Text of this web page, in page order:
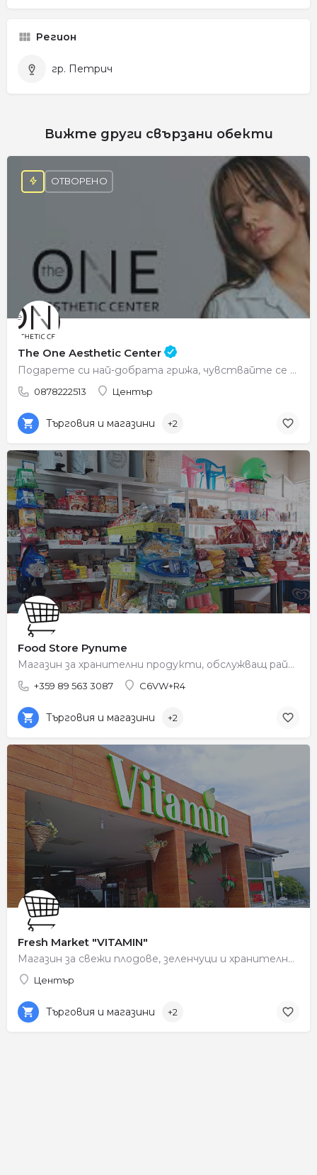
Регион
гр. Петрич
Вижте други свързани обекти
The One Aesthetic Center
Подарете си най-добрата грижа, чувствайте се красиви всеки ден.
0878222513 Център
ОТВОРЕНО
Търговия и магазини +2
Food Store Рупите
Магазин за хранителни продукти, обслужващ района на Рупите.
+359 89 563 3087 C6VW+R4
Търговия и магазини +2
Fresh Market "VITAMIN"
Магазин за свежи плодове, зеленчуци и хранителни продукти.
Център
Търговия и магазини +2